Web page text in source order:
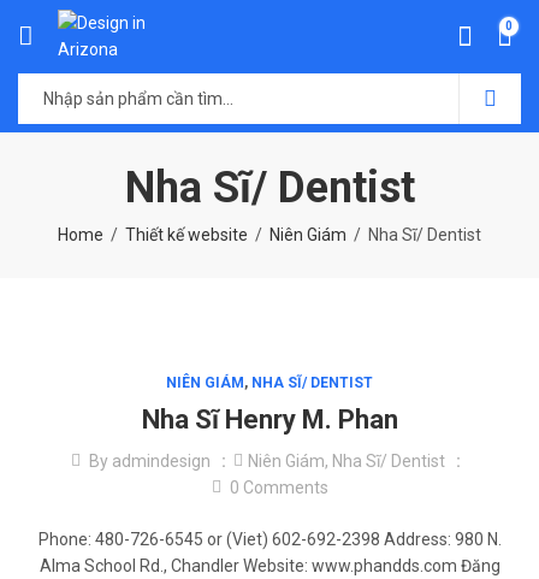
0
Nha Sĩ/ Dentist
Home Thiết kế website Niên Giám Nha Sĩ/ Dentist
NIÊN GIÁM, NHA SĨ/ DENTIST
Nha Sĩ Henry M. Phan
By admindesign Niên Giám, Nha Sĩ/ Dentist
0 Comments
Phone: 480-726-6545 or (Viet) 602-692-2398 Address: 980 N.
Alma School Rd., Chandler Website: www.phandds.com Đăng